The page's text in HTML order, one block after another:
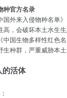
种官方名录
国外来入侵物种名单
，会破坏本土水生生
中国生物多样性红色
种群，严重威胁本土
的活体
：